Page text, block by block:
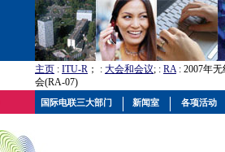
主页 : ITU-R ； : 大会和会议; : RA: 2007年
会(RA-07)
国际电联三大部门 新闻室 各项活动